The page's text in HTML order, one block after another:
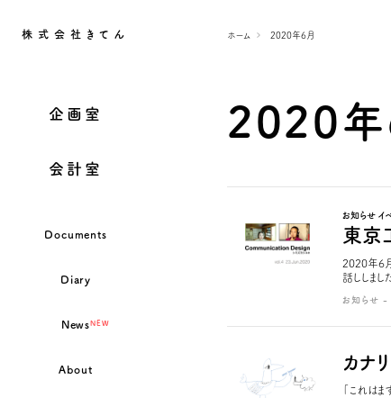
株式会社きてん
企画室
会計室
Documents
Diary
NewsNEW
About
ホーム 2020年6月
2020年
お知らせ イ
東京
2020年6
話ししまし
お知らせ
カナ
「これは